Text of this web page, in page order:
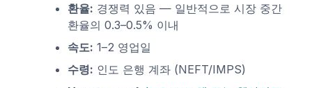
환율: 경쟁력 있음 — 일반적으로 시장 중간
환율의 0.3–0.5% 이내
속도: 1–2 영업일
수령: 인도 은행 계좌 (NEFT/IMPS)